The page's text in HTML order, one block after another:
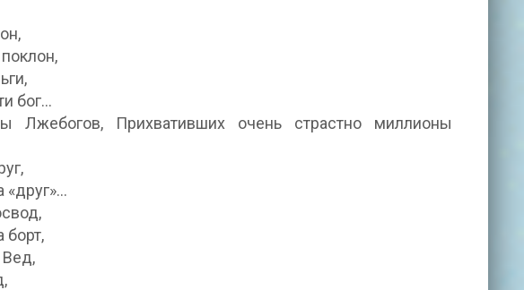
бог…
Прихвативших очень страстно миллионы
«друг»…
борт,
Вед,